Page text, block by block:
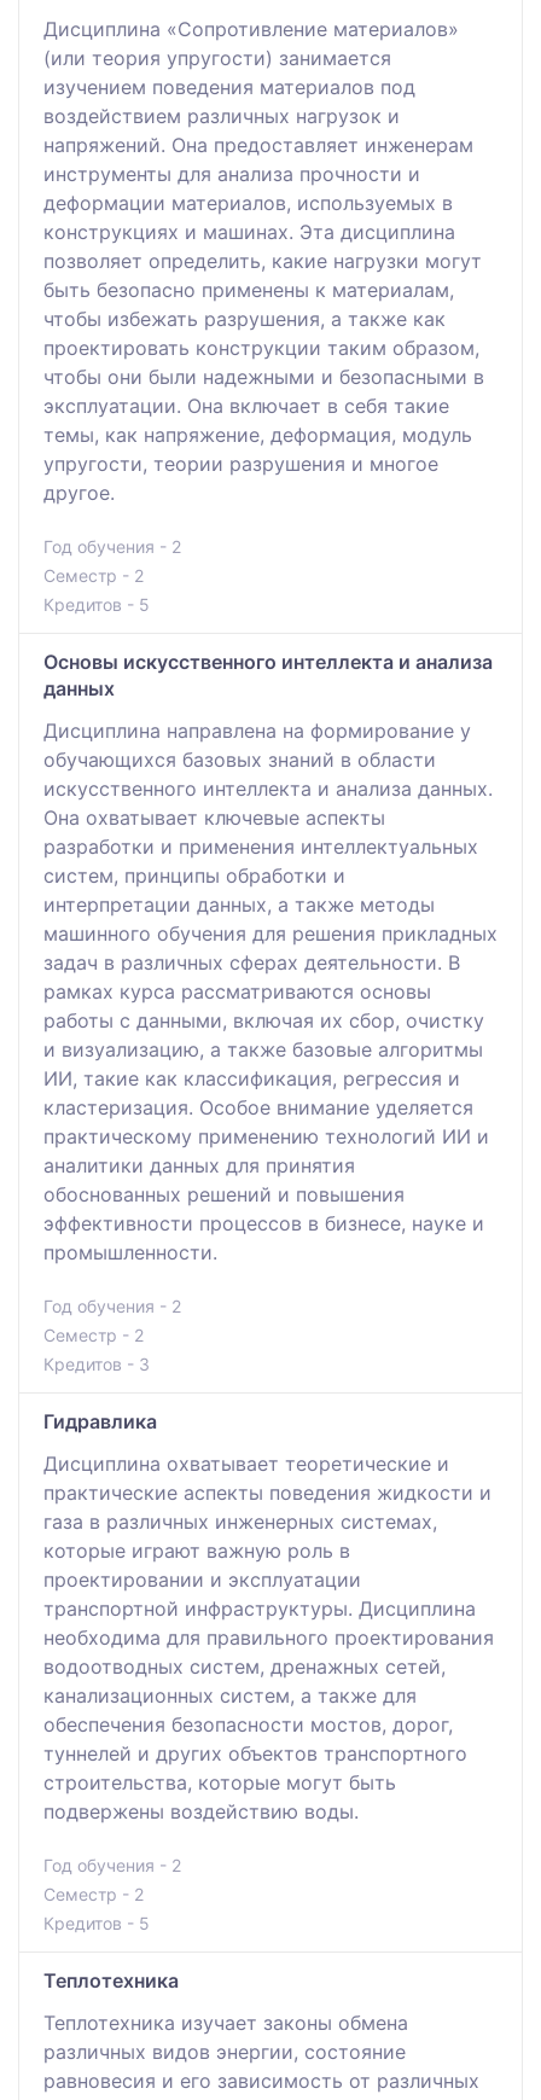
Дисциплина «Сопротивление материалов»
(или теория упругости) занимается
изучением поведения материалов под
воздействием различных нагрузок и
напряжений. Она предоставляет инженерам
инструменты для анализа прочности и
деформации материалов, используемых в
конструкциях и машинах. Эта дисциплина
позволяет определить, какие нагрузки могут
быть безопасно применены к материалам,
чтобы избежать разрушения, а также как
проектировать конструкции таким образом,
чтобы они были надежными и безопасными в
эксплуатации. Она включает в себя такие
темы, как напряжение, деформация, модуль
упругости, теории разрушения и многое
другое.
Год обучения - 2
Семестр - 2
Кредитов - 5
Основы искусственного интеллекта и анализа
данных
Дисциплина направлена на формирование у
обучающихся базовых знаний в области
искусственного интеллекта и анализа данных.
Она охватывает ключевые аспекты
разработки и применения интеллектуальных
систем, принципы обработки и
интерпретации данных, а также методы
машинного обучения для решения прикладных
задач в различных сферах деятельности. В
рамках курса рассматриваются основы
работы с данными, включая их сбор, очистку
и визуализацию, а также базовые алгоритмы
ИИ, такие как классификация, регрессия и
кластеризация. Особое внимание уделяется
практическому применению технологий ИИ и
аналитики данных для принятия
обоснованных решений и повышения
эффективности процессов в бизнесе, науке и
промышленности.
Год обучения - 2
Семестр - 2
Кредитов - 3
Гидравлика
Дисциплина охватывает теоретические и
практические аспекты поведения жидкости и
газа в различных инженерных системах,
которые играют важную роль в
проектировании и эксплуатации
транспортной инфраструктуры. Дисциплина
необходима для правильного проектирования
водоотводных систем, дренажных сетей,
канализационных систем, а также для
обеспечения безопасности мостов, дорог,
туннелей и других объектов транспортного
строительства, которые могут быть
подвержены воздействию воды.
Год обучения - 2
Семестр - 2
Кредитов - 5
Теплотехника
Теплотехника изучает законы обмена
различных видов энергии, состояние
равновесия и его зависимость от различных